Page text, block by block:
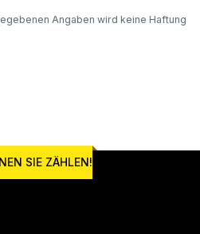
Angaben wird keine Haftung
SIE ZÄHLEN!